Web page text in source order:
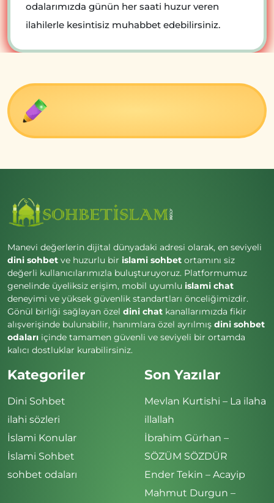
odalarımızda günün her saati huzur veren
ilahilerle kesintisiz muhabbet edebilirsiniz.
Manevi değerlerin dijital dünyadaki adresi olarak, en seviyeli
dini sohbet ve huzurlu bir islami sohbet ortamını siz
değerli kullanıcılarımızla buluşturuyoruz. Platformumuz
genelinde üyeliksiz erişim, mobil uyumlu islami chat
deneyimi ve yüksek güvenlik standartları önceliğimizdir.
Gönül birliği sağlayan özel dini chat kanallarımızda fikir
alışverişinde bulunabilir, hanımlara özel ayrılmış dini sohbet
odaları içinde tamamen güvenli ve seviyeli bir ortamda
kalıcı dostluklar kurabilirsiniz.
Kategoriler
Dini Sohbet
ilahi sözleri
İslami Konular
İslami Sohbet
sohbet odaları
Son Yazılar
Mevlan Kurtishi – La ilaha
illallah
İbrahim Gürhan –
SÖZÜM SÖZDÜR
Ender Tekin – Acayip
Mahmut Durgun –